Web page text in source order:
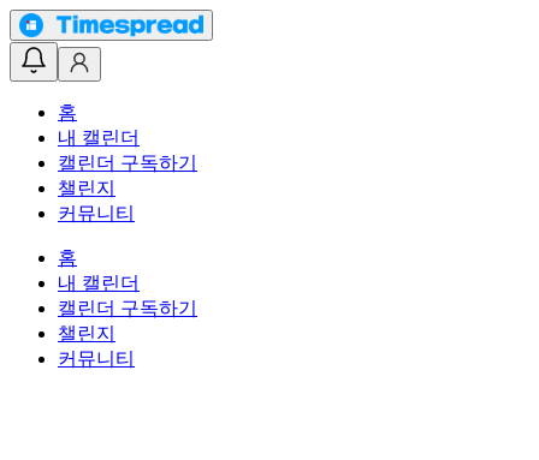
홈
내 캘린더
캘린더 구독하기
챌린지
커뮤니티
홈
내 캘린더
캘린더 구독하기
챌린지
커뮤니티